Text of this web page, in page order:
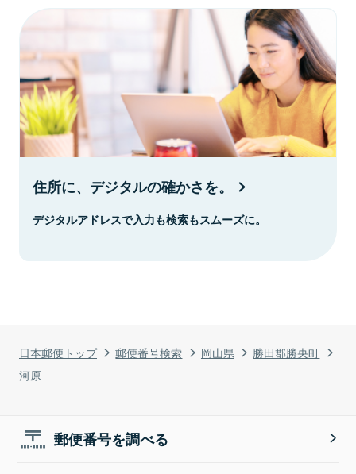
日本郵便トップ 郵便番号検索 岡山県
勝田郡勝央町
河原
住所に、デジタルの確かさを。
デジタルアドレスで入力も検索もスムーズに。
郵便番号を調べる